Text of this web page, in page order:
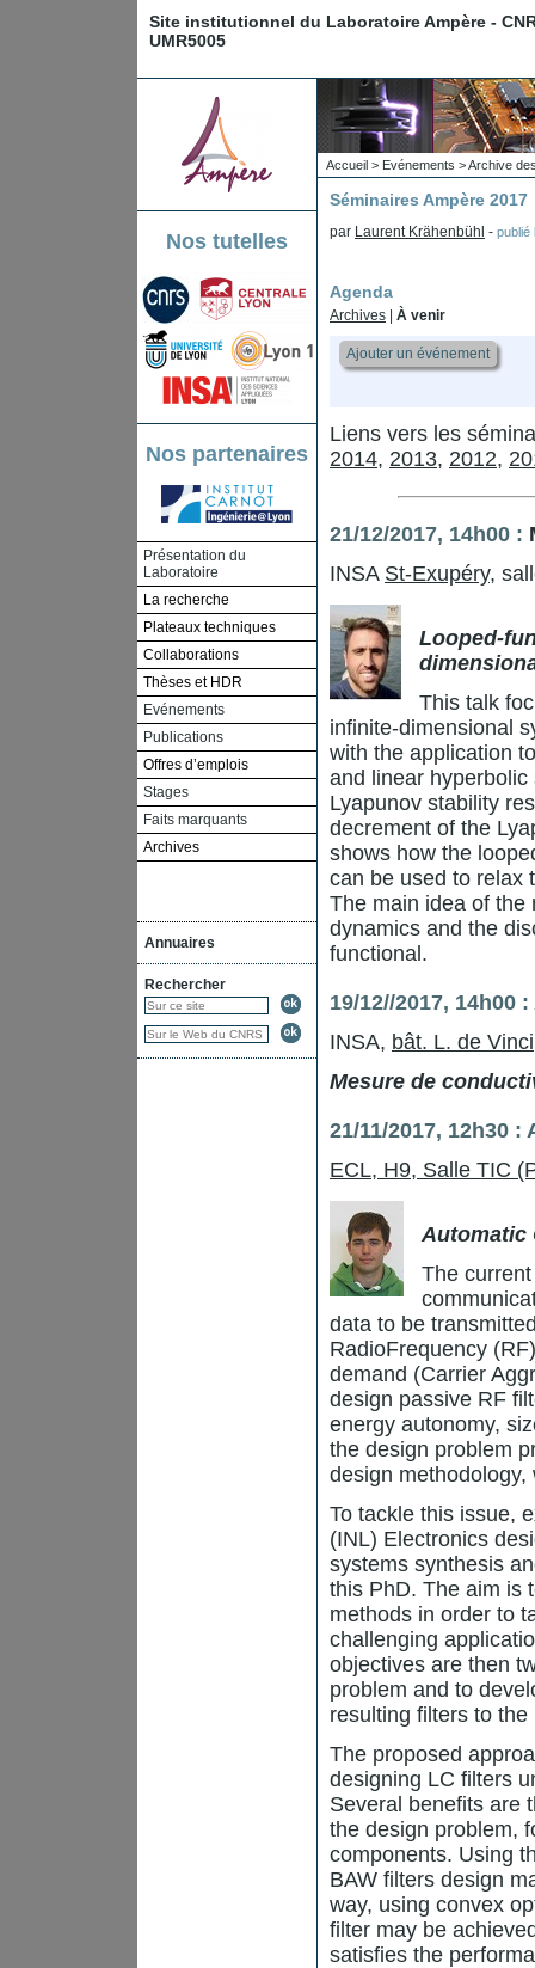
Site institutionnel du Laboratoire Ampère -
UMR5005
Nos tutelles
Nos partenaires
Présentation du
Laboratoire
La recherche
Plateaux techniques
Collaborations
Thèses et HDR
Evénements
Publications
Offres d’emplois
Stages
Faits marquants
Archives
Annuaires
Rechercher
Accueil > Evénements >Archive
Séminaires Ampère 2017
par Laurent Krähenbühl - publié
Agenda
Archives À venir
Ajouter un événement
Liens vers les
2014, 2013, 2012,
21/12/2017, 14h00 :
INSA St-Exupéry,
Looped-
This talk
infinite-dimensional
with the application
and linear
Lyapunov stability
decrement of the
shows how the
can be used to relax
The main idea of the
dynamics and the
functional.
19/12//2017, 14h00
INSA, bât. L. de Vinci
Mesure de
21/11/2017, 12h30
ECL, H9, Salle TIC
Automatic
The
data to be
RadioFrequency
demand (Carrier
design passive RF
energy autonomy,
the design problem
design
To tackle this issue,
(INL) Electronics
systems synthesis
this PhD. The aim is
methods in order to
challenging
objectives are then
problem and to
resulting filters to
The proposed
designing LC filters
Several benefits are
the design problem,
components. Using
BAW filters design
way, using convex
filter may be
satisfies the